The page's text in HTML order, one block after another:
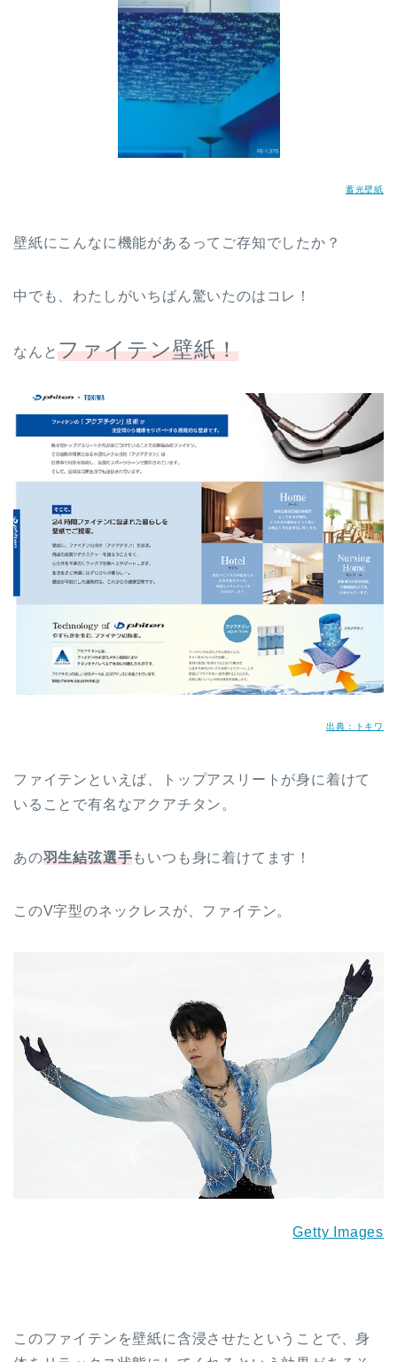
蓄光壁紙
壁紙にこんなに機能があるってご存知でしたか？
中でも、わたしがいちばん驚いたのはコレ！
なんとファイテン壁紙！
出典：トキワ
ファイテンといえば、トップアスリートが身に着けて
いることで有名なアクアチタン。
あの羽生結弦選手もいつも身に着けてます！
このV字型のネックレスが、ファイテン。
Getty Images
このファイテンを壁紙に含浸させたということで、身